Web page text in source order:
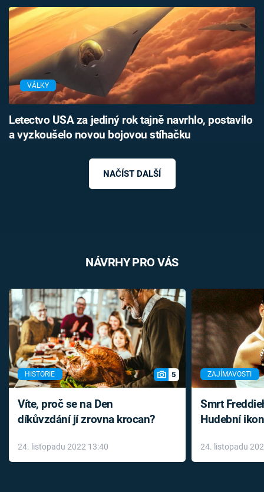
VÁLKY
Letectvo USA za jediný rok tajně navrhlo, postavilo
a vyzkoušelo novou bojovou stíhačku
NAČÍST DALŠÍ
NÁVRHY PRO VÁS
HISTORIE 5
Víte, proč se na Den
díkůvzdání jí zrovna krocan?
24. listopadu 2022 13:40
ZAJÍMAVOSTI
Smrt
Hudební
léky
24. listopadu